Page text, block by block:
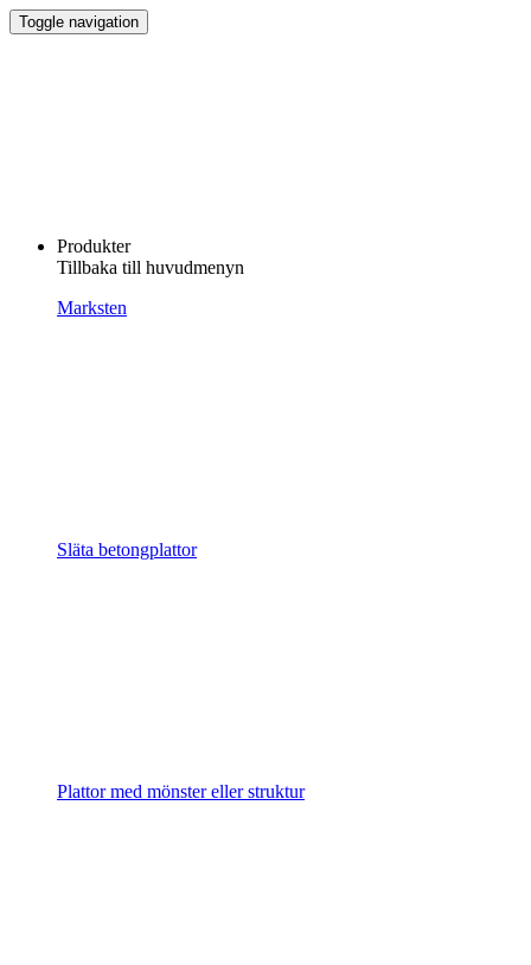
Toggle navigation
Produkter
Tillbaka till huvudmenyn
Marksten
Släta betongplattor
Plattor med mönster eller struktur